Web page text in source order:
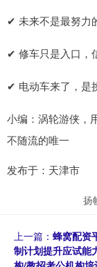
✔ 未来不是最努力
✔ 修车只是入口，
✔ 电动车来了，是
小编：涡轮游侠，
不随流的唯一
发布于：天津市
扬
上一篇： 蜂窝配资
制计划提升应试能